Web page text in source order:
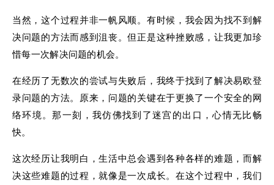
当然，这个过程并非一帆风顺。有时候，我会因为找不到解
决问题的方法而感到沮丧。但正是这种挫败感，让我更加珍
惜每一次解决问题的机会。
在经历了无数次的尝试与失败后，我终于找到了解决易欧登
录问题的方法。原来，问题的关键在于更换了一个安全的网
络环境。那一刻，我仿佛找到了迷宫的出口，心情无比畅
快。
这次经历让我明白，生活中总会遇到各种各样的难题，而解
决这些难题的过程，就像是一次成长。在这个过程中，我们